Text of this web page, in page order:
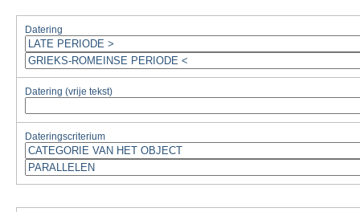
Datering
Datering (vrije tekst)
Dateringscriterium